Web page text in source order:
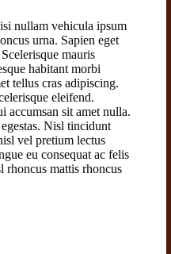
nullam vehicula ipsum
urna. Sapien eget
mauris
habitant morbi
tellus cras adipiscing.
eleifend.
accumsan sit amet nulla.
Nisl tincidunt
vel pretium lectus
eu consequat ac felis
rhoncus mattis rhoncus